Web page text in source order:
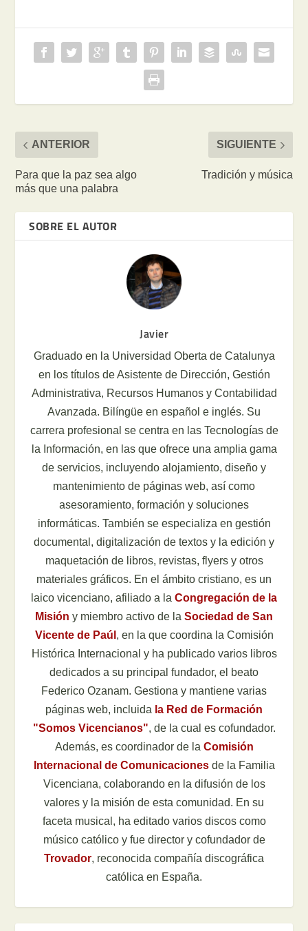
ANTERIOR
Para que la paz sea algo
más que una palabra
SIGUIENTE
Tradición y música
SOBRE EL AUTOR
Javier
Graduado en la Universidad Oberta de Catalunya
en los títulos de Asistente de Dirección, Gestión
Administrativa, Recursos Humanos y Contabilidad
Avanzada. Bilíngüe en español e inglés. Su
carrera profesional se centra en las Tecnologías de
la Información, en las que ofrece una amplia gama
de servicios, incluyendo alojamiento, diseño y
mantenimiento de páginas web, así como
asesoramiento, formación y soluciones
informáticas. También se especializa en gestión
documental, digitalización de textos y la edición y
maquetación de libros, revistas, flyers y otros
materiales gráficos. En el ámbito cristiano, es un
laico vicenciano, afiliado a la Congregación de la
Misión y miembro activo de la Sociedad de San
Vicente de Paúl , en la que coordina la Comisión
Histórica Internacional y ha publicado varios libros
dedicados a su principal fundador, el beato
Federico Ozanam. Gestiona y mantiene varias
páginas web, incluida la Red de Formación
"Somos Vicencianos", de la cual es cofundador.
Además, es coordinador de la Comisión
Internacional de Comunicacionesde la Familia
Vicenciana, colaborando en la difusión de los
valores y la misión de esta comunidad. En su
faceta musical, ha editado varios discos como
músico católico y fue director y cofundador de
Trovador, reconocida compañía discográfica
católica en España.